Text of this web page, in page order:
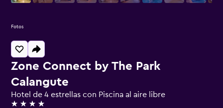
Zone Connect by The Park
Calangute
Hotel de 4 estrellas con Piscina al aire libre
Fotos